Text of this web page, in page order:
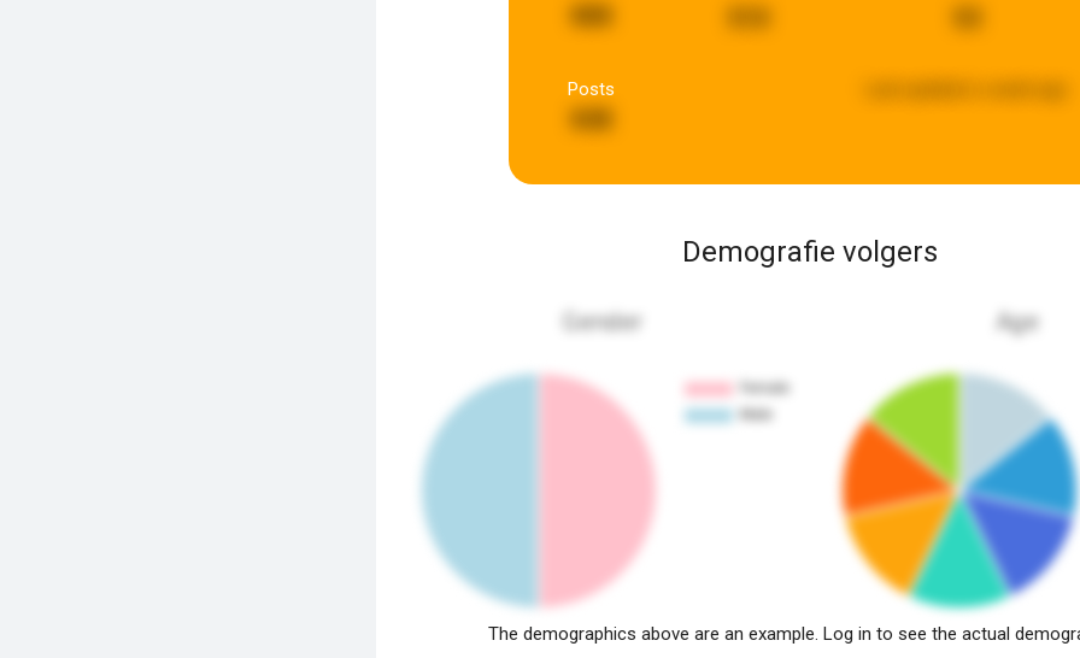
888
Posts
848
Demografie volgers
Gender Age
The demographics above are an example. Log in to see the actual